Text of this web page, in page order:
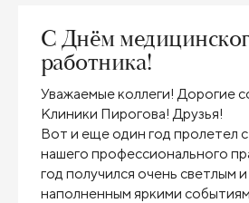
С Днём
работника!
Уважаемые коллеги! Дорогие
Клиники Пирогова! Друзья!
Вот и еще один год пролетел
нашего профессионального
год получился очень светлым
наполненным яркими